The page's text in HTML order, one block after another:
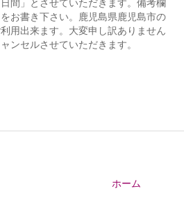
間」とさせていただきます。備考欄
お書き下さい。鹿児島県鹿児島市の
用出来ます。大変申し訳ありません
ンセルさせていただきます。
ホーム